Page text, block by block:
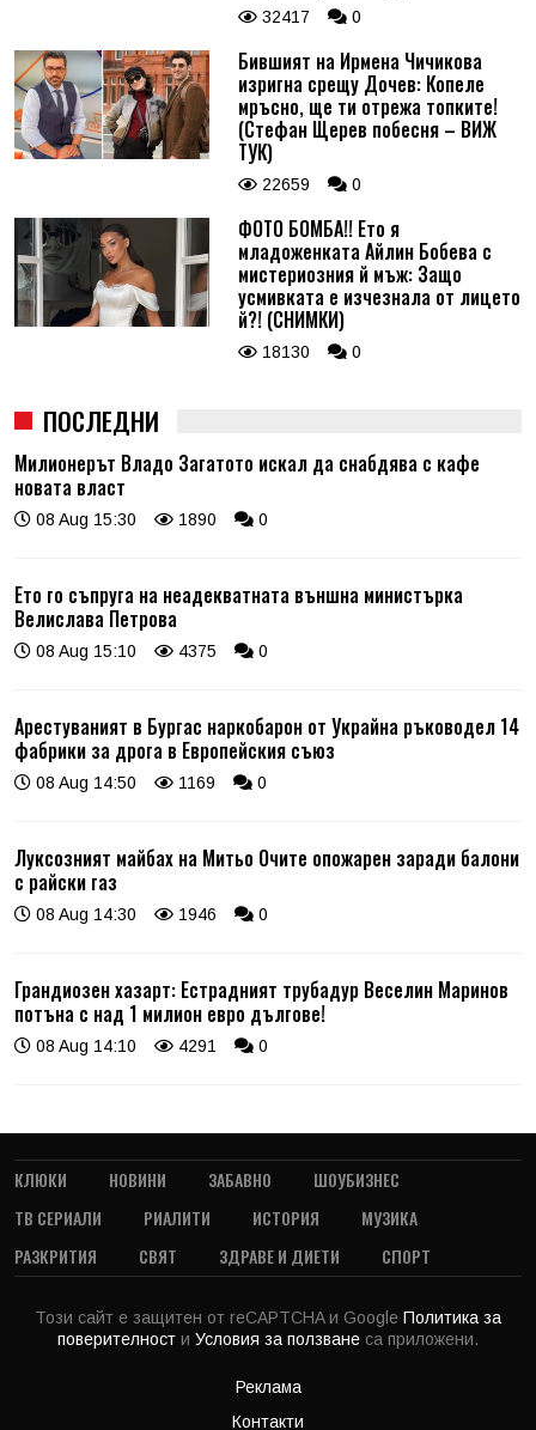
32417 0
Бившият на Ирмена Чичикова
изригна срещу Дочев: Копеле
мръсно, ще ти отрежа топките!
(Стефан Щерев побесня – ВИЖ
ТУК)
22659 0
ФОТО БОМБА!! Ето я
младоженката Айлин Бобева с
мистериозния й мъж: Защо
усмивката е изчезнала от лицето
й?! (СНИМКИ)
18130 0
ПОСЛЕДНИ
Милионерът Владо Загатото искал да снабдява с кафе
новата власт
08 Aug 15:30 1890 0
Ето го съпруга на неадекватната външна министърка
Велислава Петрова
08 Aug 15:10 4375 0
Арестуваният в Бургас наркобарон от Украйна ръководел 14
фабрики за дрога в Европейския съюз
08 Aug 14:50 1169 0
Луксозният майбах на Митьо Очите опожарен заради балони
с райски газ
08 Aug 14:30 1946 0
Грандиозен хазарт: Естрадният трубадур Веселин Маринов
потъна с над 1 милион евро дългове!
08 Aug 14:10 4291 0
КЛЮКИ НОВИНИ ЗАБАВНО
ШОУБИЗНЕС
ТВ СЕРИАЛИ
РИАЛИТИ ИСТОРИЯ
МУЗИКА
РАЗКРИТИЯ
СВЯТ ЗДРАВЕ И ДИЕТИ СПОРТ
Този сайт е защитен от reCAPTCHA и Google Политика за
поверителност и Условия за ползване са приложени.
Реклама
Контакти